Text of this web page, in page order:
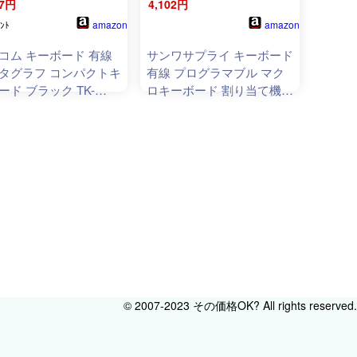
円
ﾄ amazon
ム キーボード 有線
グラフ コンパクトキ
ド ブラック TK-
4,102円
amazon
サンワサプライ キーボード
有線 プログラマブル マク
ロキーボード 割り当て機能
© 2007-2023 その価格OK? All rights reserved.